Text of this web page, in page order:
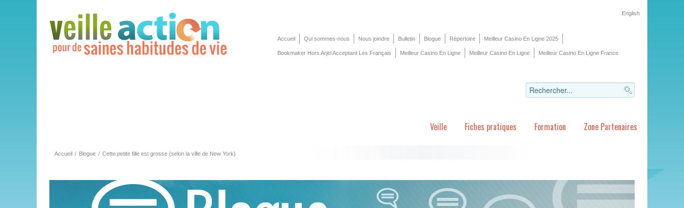
English
Accueil Qui sommes-nous Nous joindre Bulletin Blogue Répertoire Meilleur Casino En Ligne 2025
Bookmaker Hors Arjel Acceptant Les Français Meilleur Casino En Ligne Meilleur Casino En Ligne Meilleur Casino En Ligne France
Veille Fiches pratiques Formation Zone Partenaires
Accueil / Blogue / Cette petite fille est grosse (selon la ville de New York)